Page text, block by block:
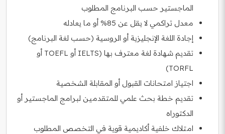
الماجستير حسب البرنامج المطلوب
معدل تراكمي لا يقل عن 85% أو ما يعادله
إجادة اللغة الإنجليزية أو الروسية (حسب لغة البرنامج)
تقديم شهادة لغة معترف بها (IELTS أو TOEFL أو
TORFL)
اجتياز امتحانات القبول أو المقابلة الشخصية
تقديم خطة بحث علمي للمتقدمين لبرامج الماجستير أو
الدكتوراه
امتلاك خلفية أكاديمية قوية في التخصص المطلوب